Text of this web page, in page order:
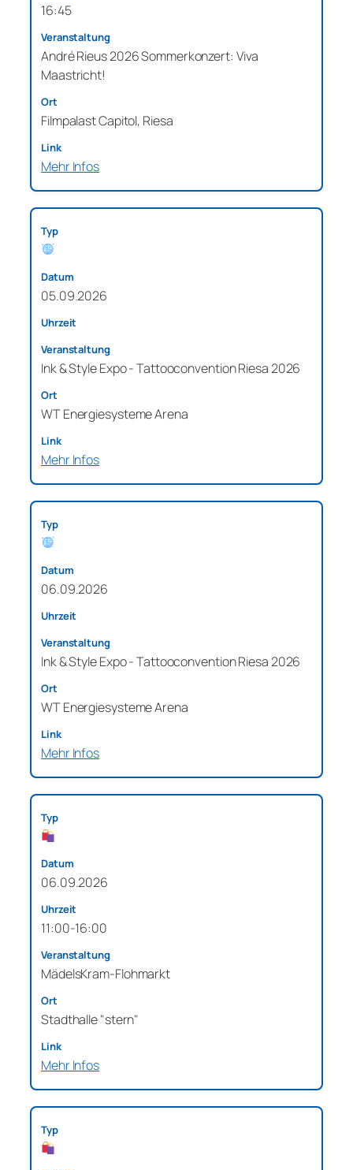
16:45
André Rieus 2026 Sommerkonzert: Viva
Maastricht!
Filmpalast Capitol, Riesa
Mehr Infos
05.09.2026
Ink & Style Expo - Tattooconvention Riesa 2026
WT Energiesysteme Arena
Mehr Infos
06.09.2026
Ink & Style Expo - Tattooconvention Riesa 2026
WT Energiesysteme Arena
Mehr Infos
06.09.2026
11:00-16:00
MädelsKram-Flohmarkt
Stadthalle "stern"
Mehr Infos